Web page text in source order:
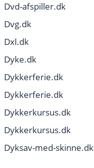
Dvd-afspiller.dk
Dvg.dk
Dxl.dk
Dyke.dk
Dykkerferie.dk
Dykkerferie.dk
Dykkerkursus.dk
Dykkerkursus.dk
Dyksav-med-skinne.dk